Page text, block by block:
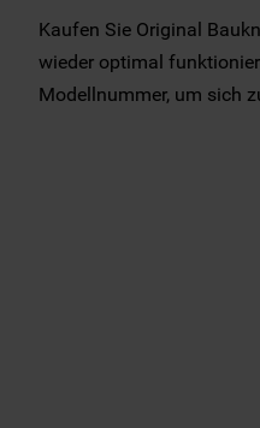
Kaufen Sie Original
wieder optimal
Modellnummer, um sich